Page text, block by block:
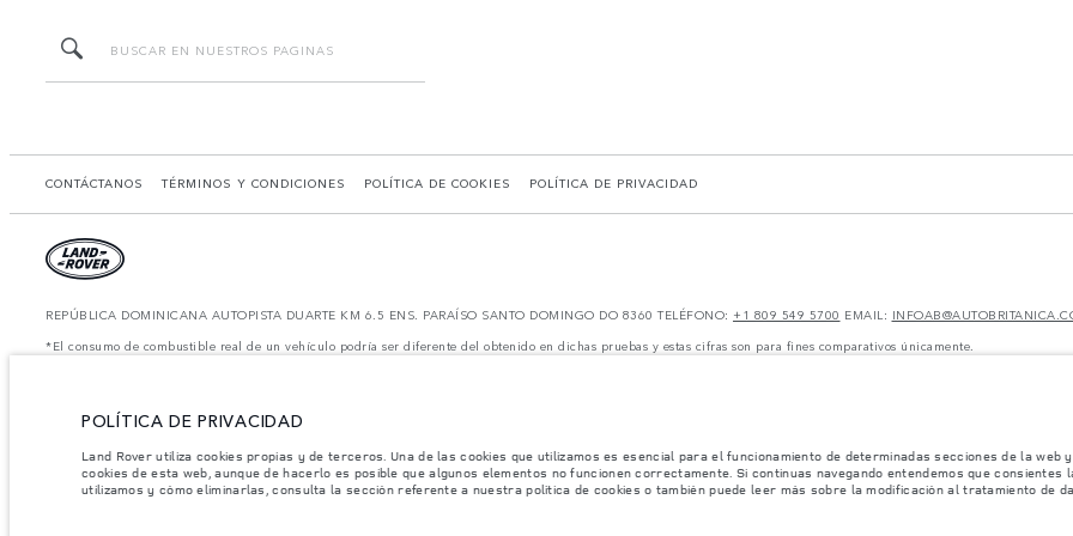
CONTÁCTANOS TÉRMINOS Y CONDICIONES POLÍTICA DE COOKIES POLÍTICA DE PRIVACIDAD
REPÚBLICA DOMINICANA AUTOPISTA DUARTE KM 6.5 ENS. PARAÍSO SANTO DOMINGO DO 8360 TELÉFONO: +1 809 549 5700 EMAIL:
*El consumo de combustible real de un vehículo podría ser diferente del obtenido en dichas pruebas y estas cifras son para fines comparativos únicamente.
distribuidor de su preferencia, quien podrá dar a conocer las restricciones actuales de nuestros vehículos y que no realicen un pedido basándose únicamente en las
Jaguar Land Rover Limited busca constantemente nuevas formas de mejorar las especificaciones, el diseño y la producción de sus vehículos, piezas y accesorios, por lo
modelo, algunas funciones serán opcionales o vendrán incluidas de serie. La información, las especificaciones, los motores y los colores que aparecen en esta página web
mercado y pueden ser modificados sin previo aviso. Algunos vehículos se muestran con equipamiento opcional y accesorios originales que pueden no estar disponibles en
disponibilidad y precios.
POLÍTICA DE PRIVACIDAD
Land Rover utiliza cookies propias y de terceros. Una de las cookies que utilizamos es esencial para el funcionamiento de determinadas secciones de la
cookies de esta web, aunque de hacerlo es posible que algunos elementos no funcionen correctamente. Si continuas navegando entendemos que
utilizamos y cómo eliminarlas, consulta la sección referente a nuestra política de cookies o también puede leer más sobre la modificación al tratamiento de